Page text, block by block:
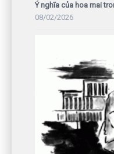
Ý nghĩa của hoa mai
08/02/2026